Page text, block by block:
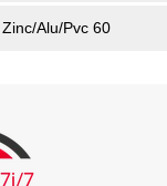
Alu/Pvc 60